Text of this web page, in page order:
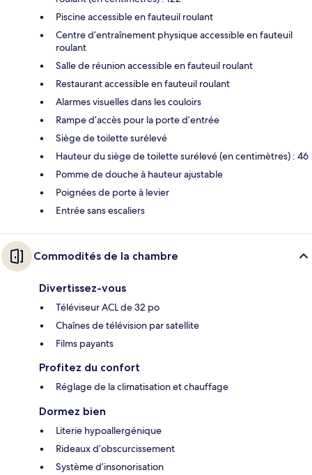
Piscine accessible en fauteuil roulant
Centre d’entraînement physique accessible en fauteuil
roulant
Salle de réunion accessible en fauteuil roulant
Restaurant accessible en fauteuil roulant
Alarmes visuelles dans les couloirs
Rampe d’accès pour la porte d’entrée
Siège de toilette surélevé
Hauteur du siège de toilette surélevé (en centimètres) : 46
Pomme de douche à hauteur ajustable
Poignées de porte à levier
Entrée sans escaliers
Commodités de la chambre
Divertissez-vous
Téléviseur ACL de 32 po
Chaînes de télévision par satellite
Films payants
Profitez du confort
Réglage de la climatisation et chauffage
Dormez bien
Literie hypoallergénique
Rideaux d’obscurcissement
Système d’insonorisation